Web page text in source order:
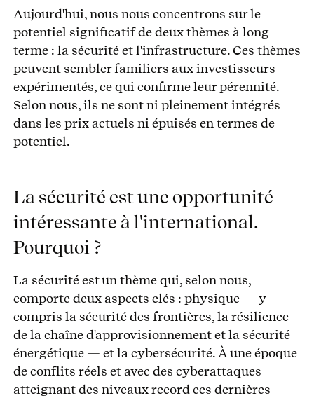
Aujourd'hui, nous nous concentrons sur le
potentiel significatif de deux thèmes à long
terme : la sécurité et l'infrastructure. Ces thèmes
peuvent sembler familiers aux investisseurs
expérimentés, ce qui confirme leur pérennité.
Selon nous, ils ne sont ni pleinement intégrés
dans les prix actuels ni épuisés en termes de
potentiel.
La sécurité est une opportunité
intéressante à l'international.
Pourquoi ?
La sécurité est un thème qui, selon nous,
comporte deux aspects clés : physique — y
compris la sécurité des frontières, la résilience
de la chaîne d'approvisionnement et la sécurité
énergétique — et la cybersécurité. À une époque
de conflits réels et avec des cyberattaques
atteignant des niveaux record ces dernières